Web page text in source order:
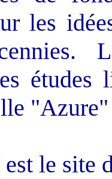
les
"Azure"
est le site